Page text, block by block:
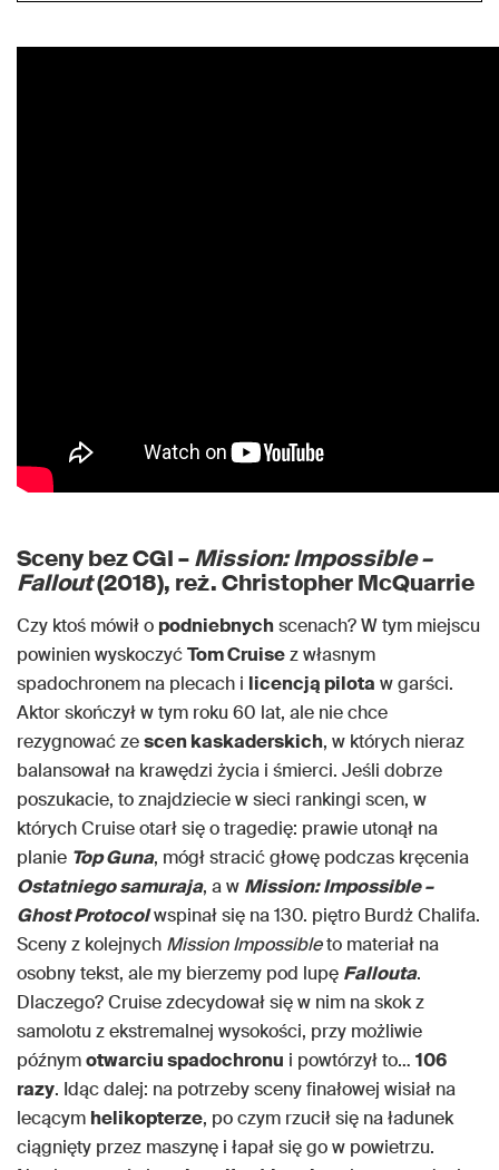
Sceny bez CGI –Mission: Impossible –
Fallout(2018), reż. Christopher McQuarrie
Czy ktoś mówił o podniebnychscenach? W tym miejscu
powinien wyskoczyćTom Cruisez własnym
spadochronem na plecach i licencją pilota w garści.
Aktor skończył w tym roku 60 lat, ale nie chce
rezygnować zescen kaskaderskich, w których nieraz
balansował na krawędzi życia i śmierci. Jeśli dobrze
poszukacie, to znajdziecie w sieci rankingi scen, w
których Cruise otarł się o tragedię: prawie utonął na
planie Top Guna, mógł stracić głowę podczas kręcenia
Ostatniego samuraja, a w Mission: Impossible –
Ghost Protocolwspinał się na 130. piętro Burdż Chalifa.
Sceny z kolejnych Mission Impossibleto materiał na
osobny tekst, ale my bierzemy pod lupę Fallouta.
Dlaczego? Cruise zdecydował się w nim na skok z
samolotu z ekstremalnej wysokości, przy możliwie
późnymotwarciu spadochronu i powtórzył to… 106
razy. Idąc dalej: na potrzeby sceny finałowej wisiał na
lecącym helikopterze, po czym rzucił się na ładunek
ciągnięty przez maszynę i łapał się go w powietrzu.